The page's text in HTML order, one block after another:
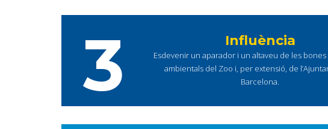
3 Influència
Esdevenir un aparador i un altaveu de les
ambientals del Zoo i, per extensió, de
Barcelona.